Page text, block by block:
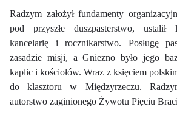
Radzym założył fundamenty
pod przyszłe duszpasterstwo, ustalił
kancelarię i rocznikarstwo. Posługę
zasadzie misji, a Gniezno było jego
kaplic i kościołów. Wraz z księciem
do klasztoru w Międzyrzeczu.
autorstwo zaginionego Żywotu Pięciu